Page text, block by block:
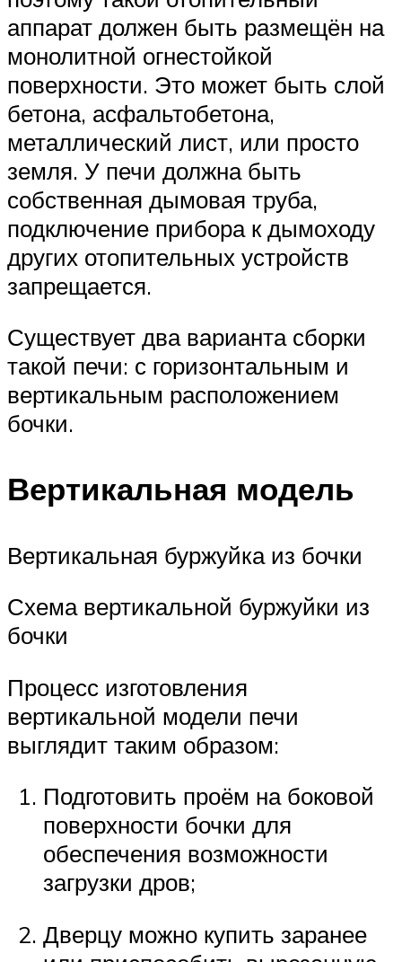
аппарат должен быть размещён на
монолитной огнестойкой
поверхности. Это может быть слой
бетона, асфальтобетона,
металлический лист, или просто
земля. У печи должна быть
собственная дымовая труба,
подключение прибора к дымоходу
других отопительных устройств
запрещается.
Существует два варианта сборки
такой печи: с горизонтальным и
вертикальным расположением
бочки.
Вертикальная модель
Вертикальная буржуйка из бочки
Схема вертикальной буржуйки из
бочки
Процесс изготовления
вертикальной модели печи
выглядит таким образом:
Подготовить проём на боковой
поверхности бочки для
обеспечения возможности
загрузки дров;
Дверцу можно купить заранее